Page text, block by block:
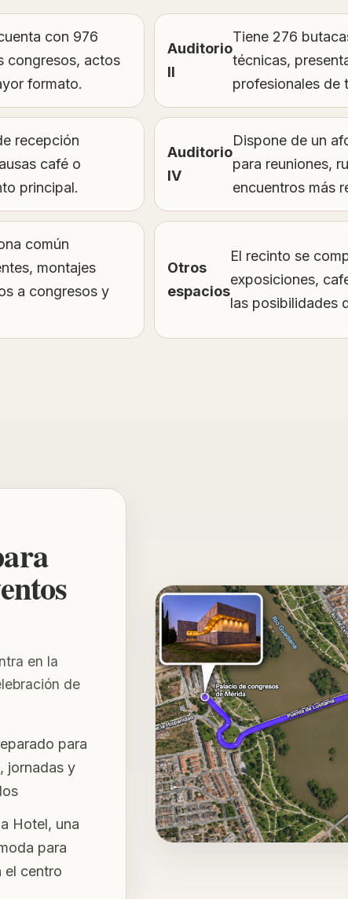
con 976
congresos, actos
formato.
Auditorio
II
Tiene 276
técnicas,
profesionales de
recepción
café o
principal.
Auditorio
IV
Dispone de un
para reuniones,
encuentros más
común
montajes
a congresos y
Otros
espacios
El recinto se
exposiciones,
las posibilidades
en la
de
para
jornadas y
Hotel, una
para
el centro